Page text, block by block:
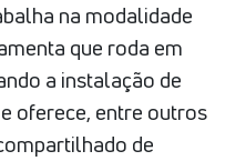
na modalidade
que roda em
a instalação de
oferece, entre outros
de